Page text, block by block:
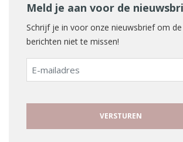
Meld je aan voor de
Schrijf je in voor onze nieuwsbrief om
berichten niet te missen!
E-
mailadres